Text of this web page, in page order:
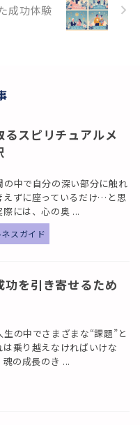
成功体験
るスピリチュアルメ
中で自分の深い部分に触れ
えずに座っているだけ…と思
には、心の奥 ...
スガイド
功を引き寄せるため
の中でさまざまな“課題”と
乗り越えなければいけな
魂の成長のき ...